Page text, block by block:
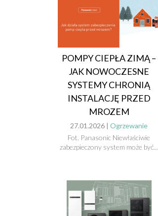
POMPY CIEPŁA ZIMĄ –
JAK NOWOCZESNE
SYSTEMY CHRONIĄ
INSTALACJĘ PRZED
MROZEM
27.01.2026 |Ogrzewanie
Fot. Panasonic Niewłaściwie
zabezpieczony system może być...